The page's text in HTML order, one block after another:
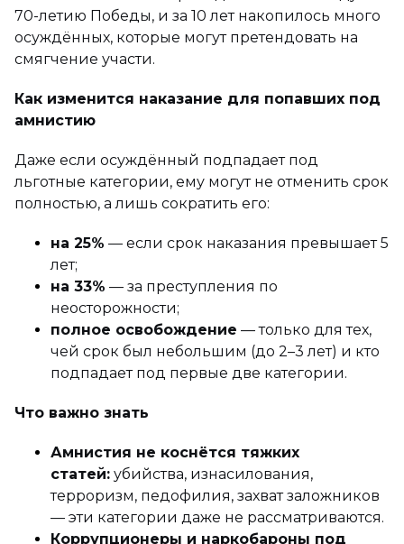
70-летию Победы, и за 10 лет накопилось много
осуждённых, которые могут претендовать на
смягчение участи.
Как изменится наказание для попавших под
амнистию
Даже если осуждённый подпадает под
льготные категории, ему могут не отменить срок
полностью, а лишь сократить его:
на 25% — если срок наказания превышает 5
лет;
на 33% — за преступления по
неосторожности;
полное освобождение — только для тех,
чей срок был небольшим (до 2–3 лет) и кто
подпадает под первые две категории.
Что важно знать
Амнистия не коснётся тяжких
статей: убийства, изнасилования,
терроризм, педофилия, захват заложников
— эти категории даже не рассматриваются.
Коррупционеры и наркобароны под